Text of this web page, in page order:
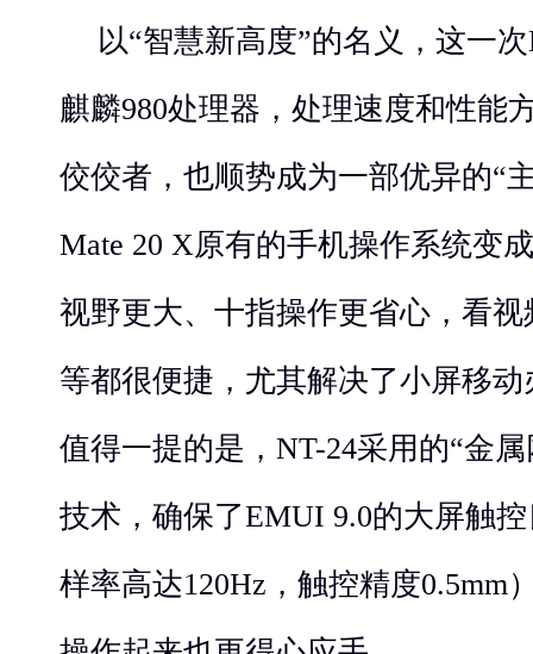
以“智慧新高度”的名义，这一
麒麟980处理器，处理速度和性能
佼佼者，也顺势成为一部优异的“
Mate 20 X原有的手机操作系统变
视野更大、十指操作更省心，看视
等都很便捷，尤其解决了小屏移
值得一提的是，NT-24采用的“金
技术，确保了EMUI 9.0的大屏触
样率高达120Hz，触控精度0.5mm